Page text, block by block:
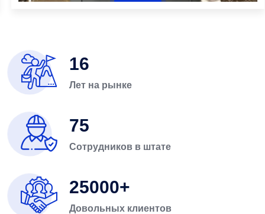
16
Лет на рынке
75
Сотрудников в штате
25000
Довольных клиентов